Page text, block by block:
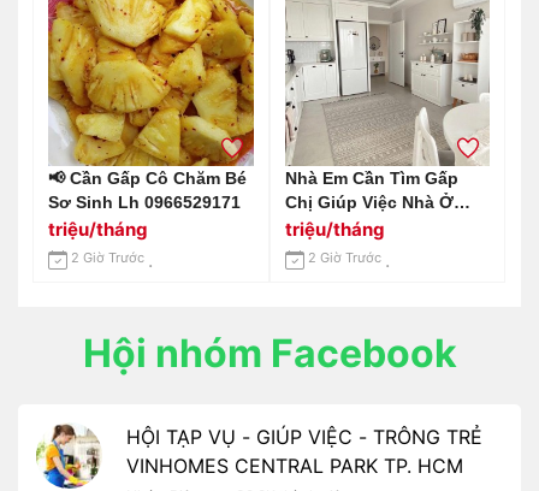
📢 Cần Gấp Cô Chăm Bé
Sơ Sinh Lh 0966529171
triệu/tháng
2 Giờ Trước
Nhà Em Cần Tìm Gấp
Chị Giúp Việc Nhà Ở
Quận Tân Bình Trên
Đường Âu Cơ Lương 14
Triệu Bao Ăn Ở
triệu/tháng
2 Giờ Trước
Hội nhóm Facebook
HỘI TẠP VỤ - GIÚP VIỆC - TRÔNG TRẺ
VINHOMES CENTRAL PARK TP. HCM